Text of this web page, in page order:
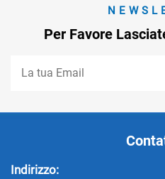
Per Favore
Indirizzo: